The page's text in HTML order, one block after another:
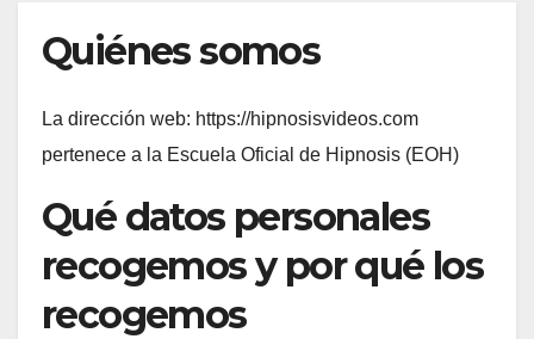
Quiénes somos
La dirección web: https://hipnosisvideos.com
pertenece a la Escuela Oficial de Hipnosis (EOH)
Qué datos personales
recogemos y por qué los
recogemos